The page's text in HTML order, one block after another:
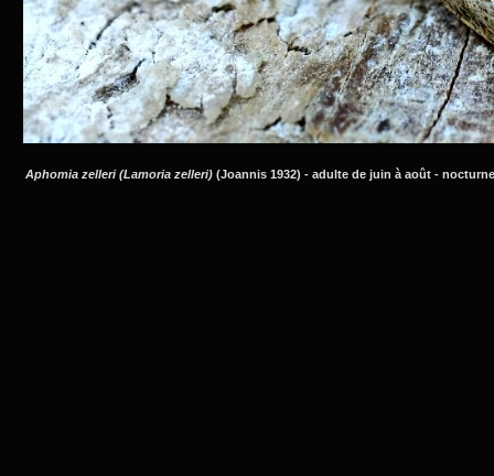
Aphomia zelleri (Lamoria zelleri) (Joannis 1932) - adulte de juin à août -